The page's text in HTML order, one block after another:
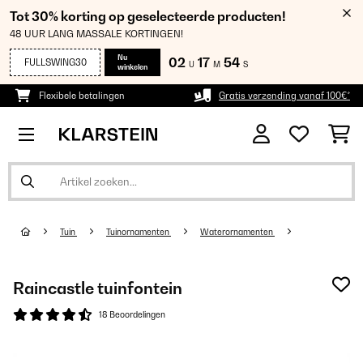
Tot 30% korting op geselecteerde producten!
48 UUR LANG MASSALE KORTINGEN!
FULLSWING30
Nu
winkelen
02 U 17 M 54 S
Flexibele betalingen Gratis verzending vanaf 100€*
Tuin Tuinornamenten Waterornamenten
Raincastle tuinfontein
18 Beoordelingen